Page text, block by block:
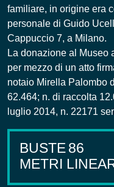
familiare, in origine era
personale di Guido
Cappuccio 7, a Milano.
La donazione al Museo
per mezzo di un atto
notaio Mirella Palombo
62.464; n. di raccolta
luglio 2014, n. 22171
BUSTE86
METRI